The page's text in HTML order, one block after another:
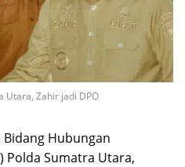
Utara, Zahir jadi DPO
Bidang Hubungan
Polda Sumatra Utara,